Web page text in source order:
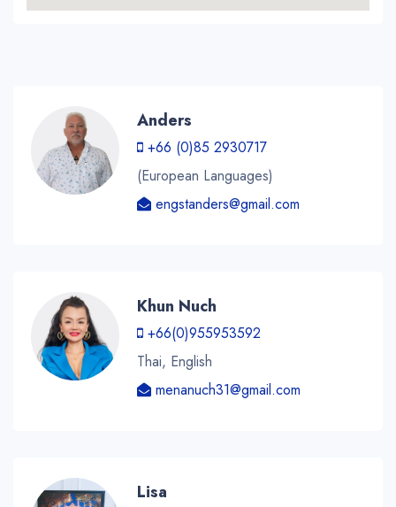
Anders
+66 (0)85 2930717
(European Languages)
engstanders@gmail.com
Khun Nuch
+66(0)955953592
Thai, English
menanuch31@gmail.com
Lisa